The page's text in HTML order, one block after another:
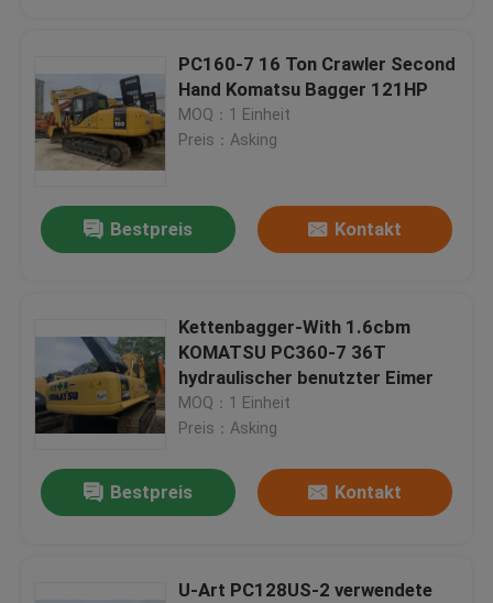
PC160-7 16 Ton Crawler Second
Hand Komatsu Bagger 121HP
MOQ：1 Einheit
Preis：Asking
Bestpreis Kontakt
Kettenbagger-With 1.6cbm
KOMATSU PC360-7 36T
hydraulischer benutzter Eimer
MOQ：1 Einheit
Preis：Asking
Bestpreis Kontakt
U-Art PC128US-2 verwendete